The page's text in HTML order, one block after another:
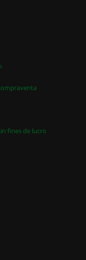
fines de lucro